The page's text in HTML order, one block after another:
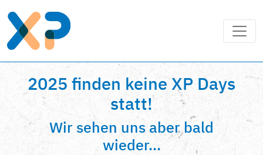
2025 finden keine XP Days
statt!
Wir sehen uns aber bald
wieder...